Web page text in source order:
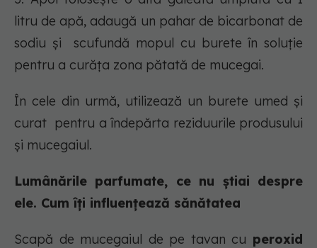
litru de apă, adaugă un pahar de bicarbonat de
sodiu și scufundă mopul cu burete în soluție
pentru a curăța zona pătată de mucegai.
În cele din urmă, utilizează un burete umed și
curat pentru a îndepărta reziduurile produsului
și mucegaiul.
Lumânările parfumate, ce nu știai despre
ele. Cum îți influențează sănătatea
Scapă de mucegaiul de pe tavan cu peroxid